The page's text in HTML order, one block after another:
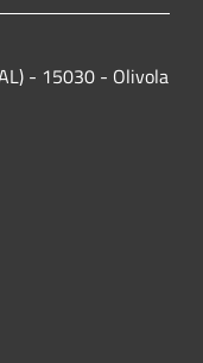
- 15030 - Olivola